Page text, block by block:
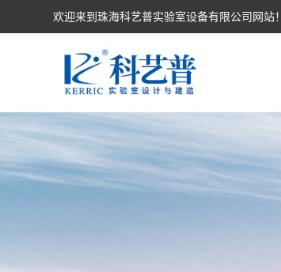
欢迎来到珠海科艺普实验室设备有限公司网站！